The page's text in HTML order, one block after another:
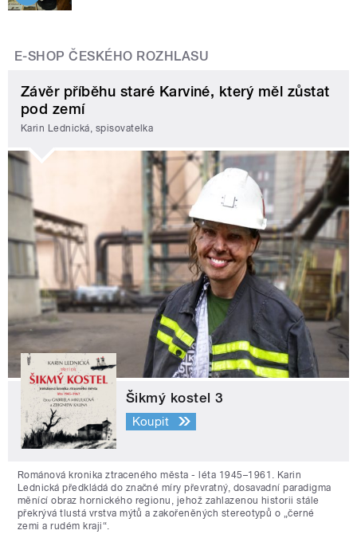
E-SHOP ČESKÉHO ROZHLASU
Závěr příběhu staré Karviné, který měl zůstat
pod zemí
Karin Lednická, spisovatelka
Šikmý kostel 3
Koupit
Románová kronika ztraceného města - léta 1945–1961. Karin
Lednická předkládá do značné míry převratný, dosavadní paradigma
měnící obraz hornického regionu, jehož zahlazenou historii stále
překrývá tlustá vrstva mýtů a zakořeněných stereotypů o „černé
zemi a rudém kraji“.